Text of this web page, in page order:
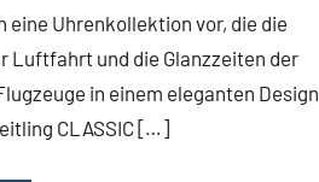
eine Uhrenkollektion vor, die die
Luftfahrt und die Glanzzeiten der
in einem eleganten Design
CLASSIC […]